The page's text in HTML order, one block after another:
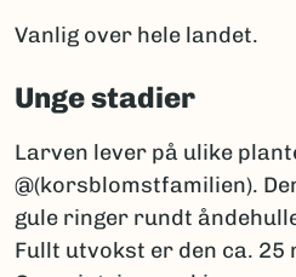
Vanlig over hele landet.
Unge stadier
Larven lever på ulike
@(korsblomstfamilien).
gule ringer rundt
Fullt utvokst er den ca. 25